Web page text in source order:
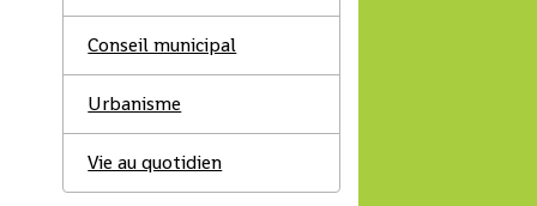
Conseil municipal
Urbanisme
Vie au quotidien